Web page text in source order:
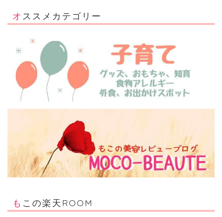
オススメカテゴリー
もこの楽天ROOM